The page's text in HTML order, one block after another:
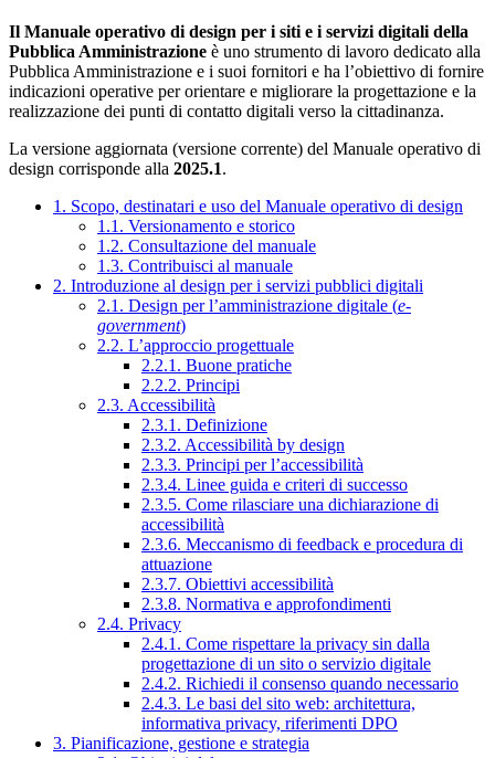
Il Manuale operativo di design per i siti e i servizi digitali della
Pubblica Amministrazione è uno strumento di lavoro dedicato alla
Pubblica Amministrazione e i suoi fornitori e ha l’obiettivo di fornire
indicazioni operative per orientare e migliorare la progettazione e la
realizzazione dei punti di contatto digitali verso la cittadinanza.
La versione aggiornata (versione corrente) del Manuale operativo di
design corrisponde alla 2025.1.
1. Scopo, destinatari e uso del Manuale operativo di design
1.1. Versionamento e storico
1.2. Consultazione del manuale
1.3. Contribuisci al manuale
2. Introduzione al design per i servizi pubblici digitali
2.1. Design per l’amministrazione digitale (e-
government)
2.2. L’approccio progettuale
2.2.1. Buone pratiche
2.2.2. Principi
2.3. Accessibilità
2.3.1. Definizione
2.3.2. Accessibilità by design
2.3.3. Principi per l’accessibilità
2.3.4. Linee guida e criteri di successo
2.3.5. Come rilasciare una dichiarazione di
accessibilità
2.3.6. Meccanismo di feedback e procedura di
attuazione
2.3.7. Obiettivi accessibilità
2.3.8. Normativa e approfondimenti
2.4. Privacy
2.4.1. Come rispettare la privacy sin dalla
progettazione di un sito o servizio digitale
2.4.2. Richiedi il consenso quando necessario
2.4.3. Le basi del sito web: architettura,
informativa privacy, riferimenti DPO
3. Pianificazione, gestione e strategia